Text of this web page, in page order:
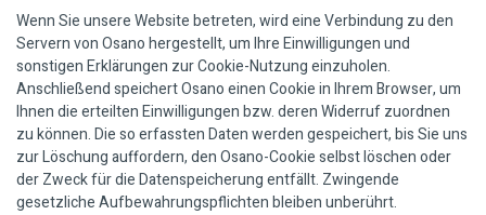
Wenn Sie unsere Website betreten, wird eine Verbindung zu den
Servern von Osano hergestellt, um Ihre Einwilligungen und
sonstigen Erklärungen zur Cookie-Nutzung einzuholen.
Anschließend speichert Osano einen Cookie in Ihrem Browser, um
Ihnen die erteilten Einwilligungen bzw. deren Widerruf zuordnen
zu können. Die so erfassten Daten werden gespeichert, bis Sie uns
zur Löschung auffordern, den Osano-Cookie selbst löschen oder
der Zweck für die Datenspeicherung entfällt. Zwingende
gesetzliche Aufbewahrungspflichten bleiben unberührt.